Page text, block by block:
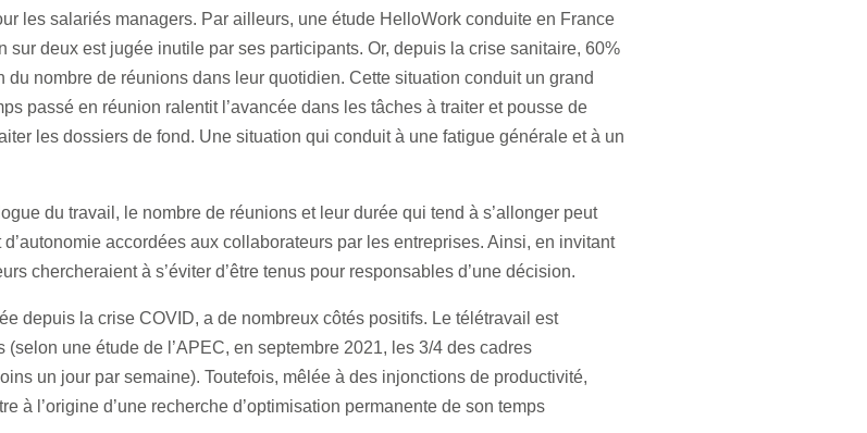
les salariés managers. Par ailleurs, une étude HelloWork conduite en France
sur deux est jugée inutile par ses participants. Or, depuis la crise sanitaire, 60%
nombre de réunions dans leur quotidien. Cette situation conduit un grand
passé en réunion ralentit l’avancée dans les tâches à traiter et pousse de
les dossiers de fond. Une situation qui conduit à une fatigue générale et à un
du travail, le nombre de réunions et leur durée qui tend à s’allonger peut
accordées aux collaborateurs par les entreprises. Ainsi, en invitant
chercheraient à s’éviter d’être tenus pour responsables d’une décision.
depuis la crise COVID, a de nombreux côtés positifs. Le télétravail est
une étude de l’APEC, en septembre 2021, les 3/4 des cadres
un jour par semaine). Toutefois, mêlée à des injonctions de productivité,
à l’origine d’une recherche d’optimisation permanente de son temps